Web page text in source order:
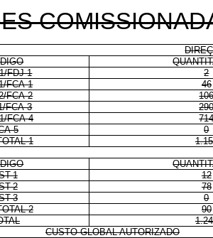
FDJ-1
2
FCA-1
46
FCA-2
FCA-3
FCA-4
5
0
1
1
12
2
78
3
0
2
90
CUSTO GLOBAL AUTORIZADO